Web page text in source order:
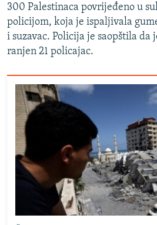
300 Palestinaca povrijeđeno u
policijom, koja je ispaljivala
i suzavac. Policija je saopštila da
ranjen 21 policajac.